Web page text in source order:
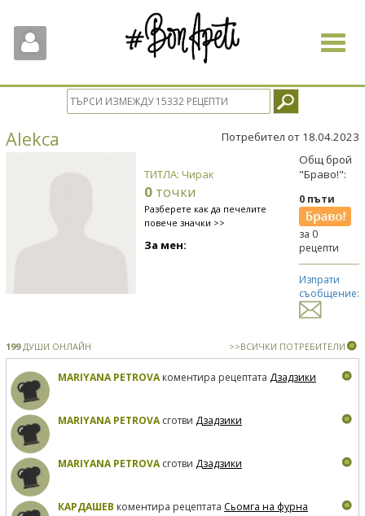
Toggle
Alekca Потребител от 18.04.2023
ТИТЛА: Чирак
0 точки
Разберете как да печелите
повече значки >>
За мен:
Общ брой
"Браво!":
0 пъти
за 0
рецепти
Изпрати
съобщение:
199ДУШИ ОНЛАЙН >>ВСИЧКИ ПОТРЕБИТЕЛИ
MARIYANA PETROVAкоментира рецептата Дзадзики
MARIYANA PETROVAсготви Дзадзики
MARIYANA PETROVAсготви Дзадзики
КАРДАШЕВ коментира рецептата Сьомга на фурна